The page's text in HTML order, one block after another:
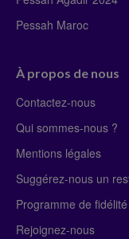
Pessah Maroc
À propos de nous
Contactez-nous
Qui sommes-nous ?
Mentions légales
Suggérez-nous un
Programme de fidélité
Rejoignez-nous